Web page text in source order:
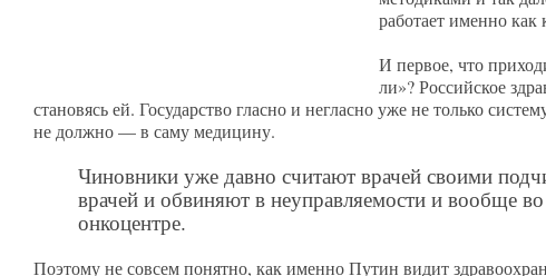
работает именно
И первое, что
ли»? Российское
становясь ей. Государство гласно и негласно уже не только
не должно — в саму медицину.
Чиновники уже давно считают врачей своими
врачей и обвиняют в неуправляемости и вообще
онкоцентре.
Поэтому не совсем понятно, как именно Путин видит